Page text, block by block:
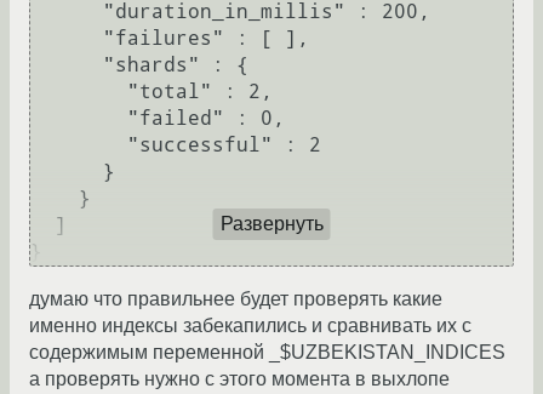
Развернуть
думаю что правильнее будет проверять какие
именно индексы забекапились и сравнивать их с
содержимым переменной _$UZBEKISTAN_INDICES
а проверять нужно с этого момента в выхлопе